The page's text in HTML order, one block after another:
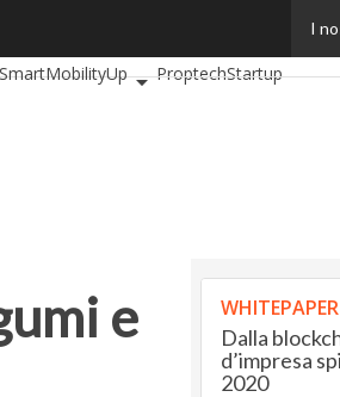
I
SmartMobilityUp ProptechStartup
e
WHITEPAPER
Dalla
d’impresa
2020